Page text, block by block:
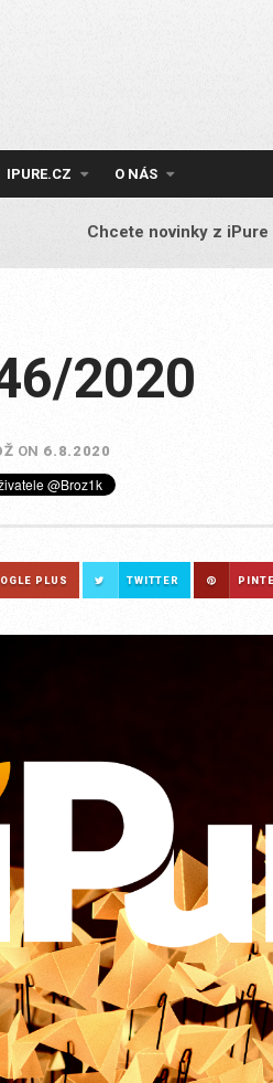
IPURE.CZ O NÁS
Chcete novinky z iPure
2020
ON 6.8.2020
PLUS TWITTER